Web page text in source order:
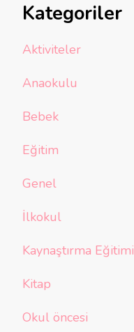
Kategoriler
Aktiviteler
Anaokulu
Bebek
Eğitim
Genel
İlkokul
Kaynaştırma Eğitimi
Kitap
Okul öncesi